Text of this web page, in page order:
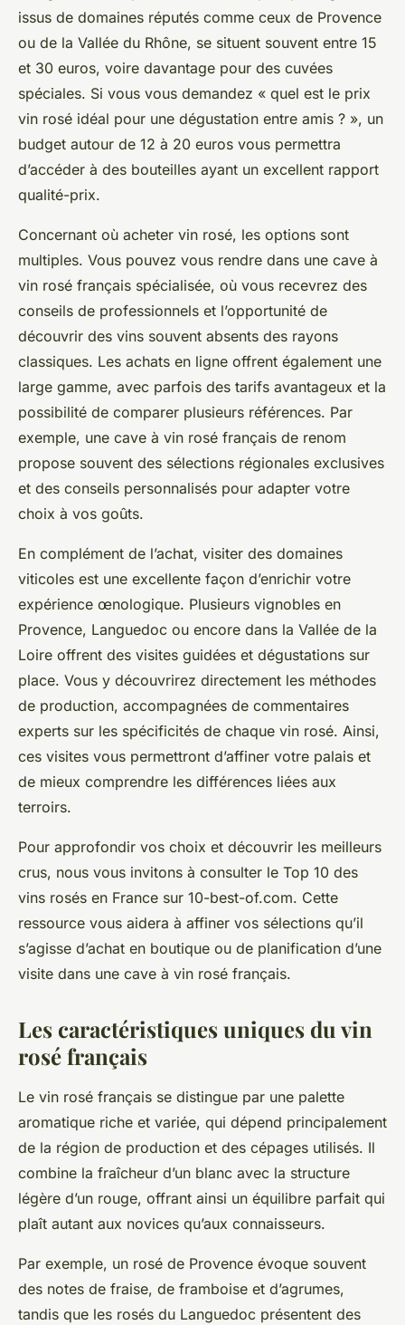
issus de domaines réputés comme ceux de Provence
ou de la Vallée du Rhône, se situent souvent entre 15
et 30 euros, voire davantage pour des cuvées
spéciales. Si vous vous demandez « quel est le prix
vin rosé idéal pour une dégustation entre amis ? », un
budget autour de 12 à 20 euros vous permettra
d’accéder à des bouteilles ayant un excellent rapport
qualité-prix.
Concernant où acheter vin rosé, les options sont
multiples. Vous pouvez vous rendre dans une cave à
vin rosé français spécialisée, où vous recevrez des
conseils de professionnels et l’opportunité de
découvrir des vins souvent absents des rayons
classiques. Les achats en ligne offrent également une
large gamme, avec parfois des tarifs avantageux et la
possibilité de comparer plusieurs références. Par
exemple, une cave à vin rosé français de renom
propose souvent des sélections régionales exclusives
et des conseils personnalisés pour adapter votre
choix à vos goûts.
En complément de l’achat, visiter des domaines
viticoles est une excellente façon d’enrichir votre
expérience œnologique. Plusieurs vignobles en
Provence, Languedoc ou encore dans la Vallée de la
Loire offrent des visites guidées et dégustations sur
place. Vous y découvrirez directement les méthodes
de production, accompagnées de commentaires
experts sur les spécificités de chaque vin rosé. Ainsi,
ces visites vous permettront d’affiner votre palais et
de mieux comprendre les différences liées aux
terroirs.
Pour approfondir vos choix et découvrir les meilleurs
crus, nous vous invitons à consulter le Top 10 des
vins rosés en France sur 10-best-of.com. Cette
ressource vous aidera à affiner vos sélections qu’il
s’agisse d’achat en boutique ou de planification d’une
visite dans une cave à vin rosé français.
Les caractéristiques uniques du vin
rosé français
Le vin rosé français se distingue par une palette
aromatique riche et variée, qui dépend principalement
de la région de production et des cépages utilisés. Il
combine la fraîcheur d’un blanc avec la structure
légère d’un rouge, offrant ainsi un équilibre parfait qui
plaît autant aux novices qu’aux connaisseurs.
Par exemple, un rosé de Provence évoque souvent
des notes de fraise, de framboise et d’agrumes,
tandis que les rosés du Languedoc présentent des